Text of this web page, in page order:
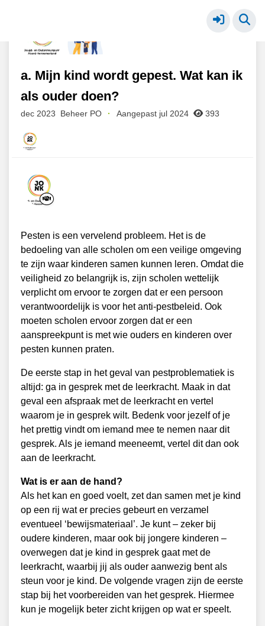
a. Mijn kind wordt gepest. Wat kan ik
als ouder doen?
dec 2023 Beheer PO · Aangepast jul 2024 393
Pesten is een vervelend probleem. Het is de
bedoeling van alle scholen om een veilige omgeving
te zijn waar kinderen samen kunnen leren. Omdat die
veiligheid zo belangrijk is, zijn scholen wettelijk
verplicht om ervoor te zorgen dat er een persoon
verantwoordelijk is voor het anti-pestbeleid. Ook
moeten scholen ervoor zorgen dat er een
aanspreekpunt is met wie ouders en kinderen over
pesten kunnen praten.
De eerste stap in het geval van pestproblematiek is
altijd: ga in gesprek met de leerkracht. Maak in dat
geval een afspraak met de leerkracht en vertel
waarom je in gesprek wilt. Bedenk voor jezelf of je
het prettig vindt om iemand mee te nemen naar dit
gesprek. Als je iemand meeneemt, vertel dit dan ook
aan de leerkracht.
Wat is er aan de hand?
Als het kan en goed voelt, zet dan samen met je kind
op een rij wat er precies gebeurt en verzamel
eventueel ‘bewijsmateriaal’. Je kunt – zeker bij
oudere kinderen, maar ook bij jongere kinderen –
overwegen dat je kind in gesprek gaat met de
leerkracht, waarbij jij als ouder aanwezig bent als
steun voor je kind. De volgende vragen zijn de eerste
stap bij het voorbereiden van het gesprek. Hiermee
kun je mogelijk beter zicht krijgen op wat er speelt.